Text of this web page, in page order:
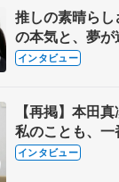
推しの素晴ら
の本気と、夢
田真凜の覚悟
インタビュー
【再掲】本田
私のことも、
退時の単独イ
インタビュー